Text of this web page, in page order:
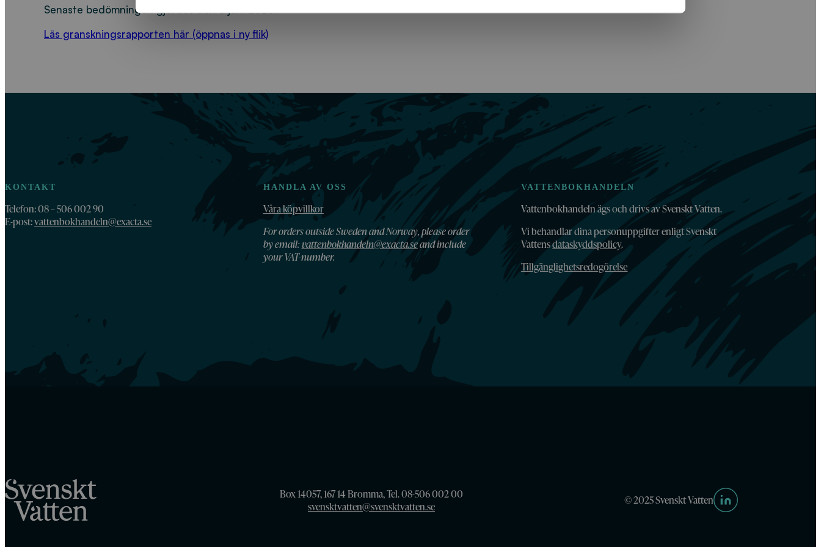
Senaste bedömningen gjordes den 3 juni 2026.
Läs granskningsrapporten här (öppnas i ny flik)
KONTAKT
Telefon: 08 – 506 002 90
E-post:vattenbokhandeln@exacta.se
HANDLA AV OSS
Våra köpvillkor
For orders outside Sweden and Norway, please order
by email:vattenbokhandeln@exacta.seand include
your VAT-number.
VATTENBOKHANDELN
Vattenbokhandeln ägs och drivs av Svenskt Vatten.
Vi behandlar dina personuppgifter enligt Svenskt
Vattensdataskyddspolicy.
Tillgänglighetsredogörelse
Box 14057, 167 14 Bromma, Tel. 08-506 002 00
svensktvatten@svensktvatten.se
© 2025 Svenskt Vatten